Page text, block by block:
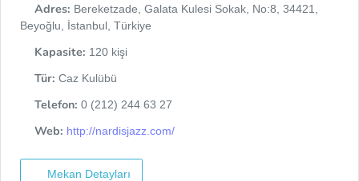
Adres: Bereketzade, Galata Kulesi Sokak, No:8, 34421,
Beyoğlu, İstanbul, Türkiye
Kapasite: 120 kişi
Tür: Caz Kulübü
Telefon: 0 (212) 244 63 27
Web: http://nardisjazz.com/
Mekan Detayları